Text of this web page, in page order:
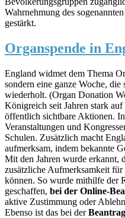
Wahrnehmung des
gestärkt.
Organspende in
England widmet dem Thema
sondern eine ganze Woche,
wiederholt. (Organ Donation
Königreich seit Jahren stark
öffentlich sichtbare Aktionen.
Veranstaltungen und
Schulen. Zusätzlich macht
aufmerksam, indem bekannte
Mit den Jahren wurde erkannt,
zusätzliche Aufmerksamkeit für
können. So wurde mithilfe der
geschaffen, bei der Online-
aktive Zustimmung oder
Ebenso ist das bei der